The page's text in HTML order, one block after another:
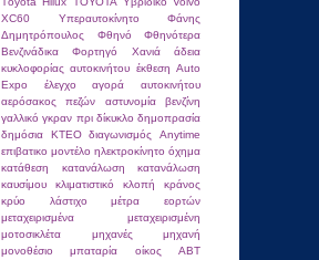
XC60
Υπεραυτοκίνητο
Φάνης
Δημητρόπουλος
Φθηνό
Φθηνότερα
Βενζινάδικα
Φορτηγό Χανιά
άδεια
κυκλοφορίας αυτοκινήτου έκθεση Auto
Expo
έλεγχο
αγορά αυτοκινήτου
αερόσακος πεζών
αστυνομία
βενζίνη
γαλλικό γκραν πρι δίκυκλο δημοπρασία
δημόσια ΚΤΕΟ
διαγωνισμός Anytime
επιβατικο μοντέλο ηλεκτροκίνητο όχημα
κατάθεση
κατανάλωση
κατανάλωση
καυσίμου
κλιματιστικό κλοπή
κράνος
κρύο
λάστιχο
μέτρα εορτών
μεταχειρισμένα
μεταχειρισμένη
μοτοσικλέτα
μηχανές
μηχανή
μονοθέσιο
μπαταρία οίκος ABT